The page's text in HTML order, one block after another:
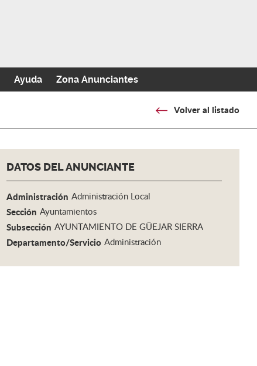
Ayuda Zona Anunciantes
Volver al listado
DATOS DEL ANUNCIANTE
Administración Administración Local
Sección Ayuntamientos
Subsección AYUNTAMIENTO DE GÜEJAR SIERRA
Departamento/Servicio Administración